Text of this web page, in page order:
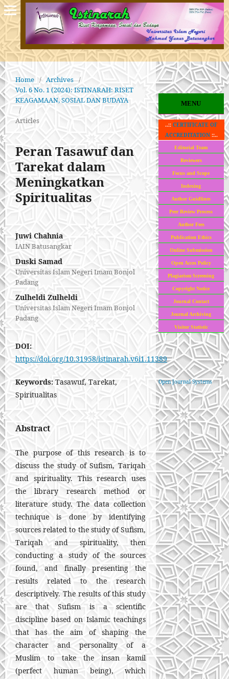
Home / Archives /
Vol. 6 No. 1 (2024): ISTINARAH: RISET
KEAGAMAAN, SOSIAL DAN BUDAYA
/
Articles
Peran Tasawuf dan
Tarekat dalam
Meningkatkan
Spiritualitas
Juwi Chahnia
IAIN Batusangkar
Duski Samad
Universitas Islam Negeri Imam Bonjol
Padang
Zulheldi Zulheldi
Universitas Islam Negeri Imam Bonjol
Padang
DOI:
https://doi.org/10.31958/istinarah.v6i1.11389
Keywords: Tasawuf, Tarekat,
Spiritualitas
Abstract
The purpose of this research is to
discuss the study of Sufism, Tariqah
and spirituality. This research uses
the library research method or
literature study. The data collection
technique is done by identifying
sources related to the study of Sufism,
Tariqah and spirituality, then
conducting a study of the sources
found, and finally presenting the
results related to the research
descriptively. The results of this study
are that Sufism is a scientific
discipline based on Islamic teachings
that has the aim of shaping the
character and personality of a
Muslim to take the insan kamil
(perfect human being), which
MENU
..::CERTIFICATE OF
ACCREDITATION::..
Editorial Team
Reviewers
Focus and Scope
Indexing
Author Guidlines
Peer Review Process
Author Fees
Publication Ethics
Online Submission
Open Acces Policy
Plagiarism Screening
Copyright Notice
Journal Contact
Journal Archiving
Visitor Statistic
Open Journal Systems